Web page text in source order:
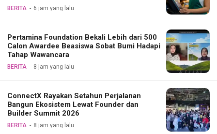
BERITA 6 jam yang lalu
Pertamina Foundation Bekali Lebih dari 500
Calon Awardee Beasiswa Sobat Bumi Hadapi
Tahap Wawancara
BERITA 8 jam yang lalu
ConnectX Rayakan Setahun Perjalanan
Bangun Ekosistem Lewat Founder dan
Builder Summit 2026
BERITA 8 jam yang lalu